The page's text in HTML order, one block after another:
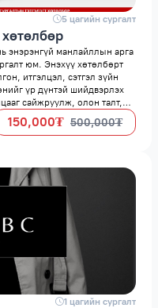
5 цагийн сургалт
энэрэнгүй манлайллын арга
юм. Энэхүү хөтөлбөрт
итгэлцэл, сэтгэл зүйн
үр дүнтэй шийдвэрлэх
сайжруулж, олон талт,
манлайлагч болох
эерэг нөлөө үзүүлж,
150,000₮ 500,000₮
1 цагийн сургалт